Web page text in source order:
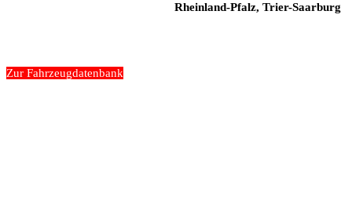
Rheinland-Pfalz, Trier-Saarburg
Zur Fahrzeugdatenbank